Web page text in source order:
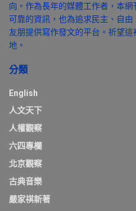
向。作為長年的媒體工作者，本
可靠的資訊，也為追求民主、自
友朋提供寫作發文的平台。祈望
地。
分類
English
人文天下
人權觀察
六四專欄
北京觀察
古典音樂
嚴家祺新著